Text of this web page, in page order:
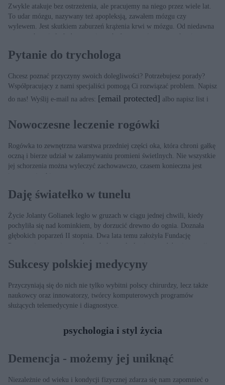
Zwykle atakuje bez ostrzeżenia, ale pracujemy na niego przez wiele lat.
To udar mózgu, nazywany też apopleksją, zawałem mózgu czy
wylewem. Jest skutkiem zaburzeń krążenia krwi w mózgu. Od niedawna
w naszych szpitalach dostępna jest, choć w ograniczonym zakresie, nowa,
Pytanie do trychologa
Chcesz poznać przyczyny swoich dolegliwości? Potrzebujesz porady?
Współpracujący z nami specjaliści pomogą Ci rozwiązać problem. Napisz
do nas! Wyślij e-mail na adres: [email protected] albo napisz list i
Warszawa
Nowoczesne leczenie rogówki
Rogówka to zewnętrzna warstwa przedniej części oka, która chroni gałkę
oczną i bierze udział w załamywaniu promieni świetlnych. Nie wszystkie
jej schorzenia można wyleczyć zachowawczo, czasem konieczna jest
interwencja chirurga.
Daję światełko w tunelu
Życie Jolanty Golianek legło w gruzach w ciągu jednej chwili, kiedy
pochyliła się nad kominkiem, by dorzucić drewno do ognia. Doznała
głębokich poparzeń II stopnia. Dwa lata temu założyła Fundację
Poparzeni pomagającą osobom, które znalazły się w podobnej sytuacji
Sukcesy polskiej medycyny
Przyczyniają się do nich nie tylko wybitni polscy chirurdzy, lecz także
naukowcy oraz innowatorzy, twórcy komputerowych programów
służących telemedycynie i diagnostyce.
psychologia i styl życia
Demencja - możemy jej uniknąć
Niezależnie od wieku i kondycji fizycznej zdarza się nam zapomnieć o